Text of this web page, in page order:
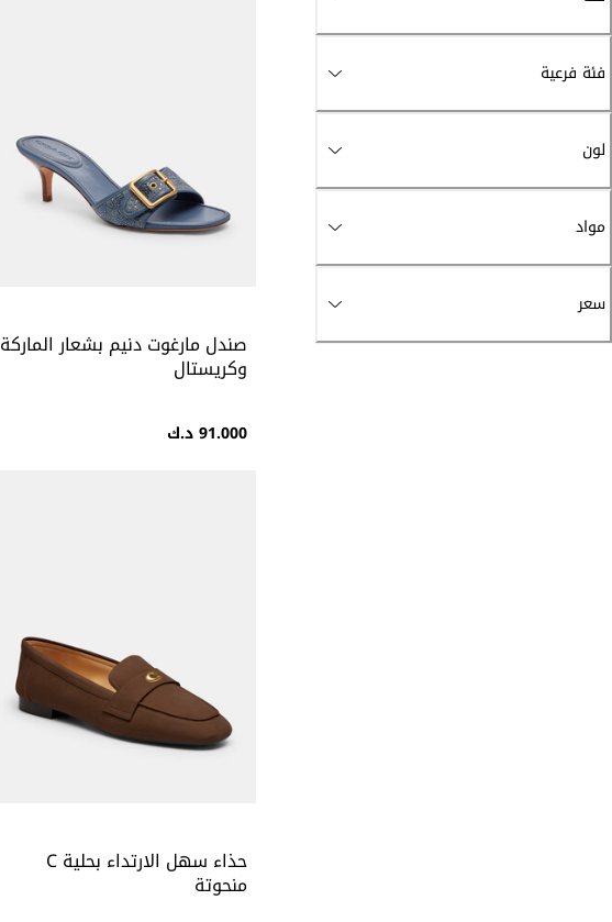
فئة فرعية
لون
مواد
سعر
صندل مارغوت دنيم بشعار الماركة
وكريستال
91.000 د.ك
حذاء سهل الارتداء بحلية C
منحوتة